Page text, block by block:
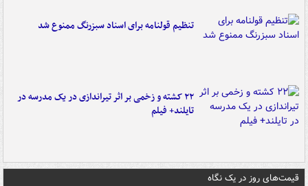
تنظیم قولنامه برای اسناد سبزرنگ ممنوع شد
۲۲ کشته و زخمی بر اثر تیراندازی در یک مدرسه در
تایلند+ فیلم
قیمت‌های روز در یک نگاه